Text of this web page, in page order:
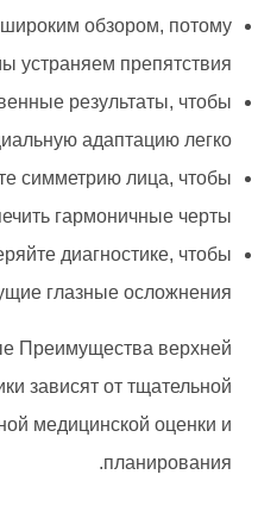
обзором, потому
устраняем препятствия.
результаты, чтобы
адаптацию легко.
симметрию лица, чтобы
гармоничные черты.
диагностике, чтобы
глазные осложнения.
Преимущества верхней
зависят от тщательной
медицинской оценки и
планирования.